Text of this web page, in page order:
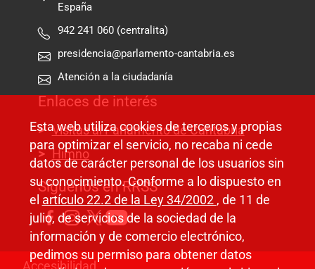
España
942 241 060 (centralita)
presidencia@parlamento-cantabria.es
Atención a la ciudadanía
Enlaces de interés
Visitas al Parlamento de Cantabria
Himno
Síguenos en RRSS
Pie de página
Accesibilidad
Esta web utiliza cookies de terceros y propias
para optimizar el servicio, no recaba ni cede
datos de carácter personal de los usuarios sin
su conocimiento. Conforme a lo dispuesto en
el artículo 22.2 de la Ley 34/2002 , de 11 de
julio, de servicios de la sociedad de la
información y de comercio electrónico,
pedimos su permiso para obtener datos